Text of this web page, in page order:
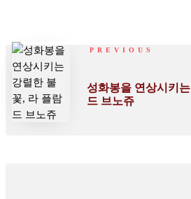
PREVIOUS
성화봉을 연상시키
드 브노쥬